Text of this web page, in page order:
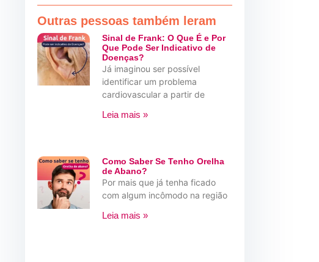
Outras pessoas também leram
Sinal de Frank: O Que É e Por
Que Pode Ser Indicativo de
Doenças?
Já imaginou ser possível
identificar um problema
cardiovascular a partir de
Leia mais »
Como Saber Se Tenho Orelha
de Abano?
Por mais que já tenha ficado
com algum incômodo na região
Leia mais »